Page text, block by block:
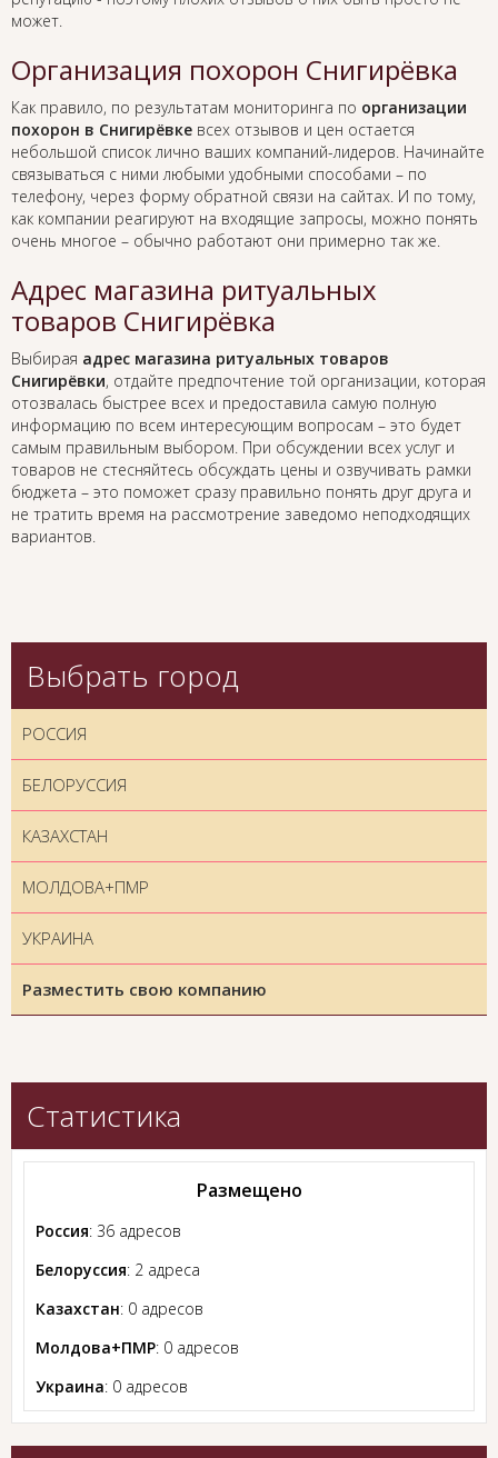
может.
Организация похорон Снигирёвка
Как правило, по результатам мониторинга по организации
похорон в Снигирёвке всех отзывов и цен остается
небольшой список лично ваших компаний-лидеров. Начинайте
связываться с ними любыми удобными способами – по
телефону, через форму обратной связи на сайтах. И по тому,
как компании реагируют на входящие запросы, можно понять
очень многое – обычно работают они примерно так же.
Адрес магазина ритуальных
товаров Снигирёвка
Выбирая адрес магазина ритуальных товаров
Снигирёвки, отдайте предпочтение той организации, которая
отозвалась быстрее всех и предоставила самую полную
информацию по всем интересующим вопросам – это будет
самым правильным выбором. При обсуждении всех услуг и
товаров не стесняйтесь обсуждать цены и озвучивать рамки
бюджета – это поможет сразу правильно понять друг друга и
не тратить время на рассмотрение заведомо неподходящих
вариантов.
Выбрать город
РОССИЯ
БЕЛОРУССИЯ
КАЗАХСТАН
МОЛДОВА+ПМР
УКРАИНА
Разместить свою компанию
Статистика
Размещено
Россия: 36 адресов
Белоруссия: 2 адреса
Казахстан: 0 адресов
Молдова+ПМР: 0 адресов
Украина: 0 адресов